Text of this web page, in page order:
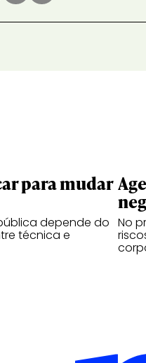
para mudar
depende do
técnica e
No